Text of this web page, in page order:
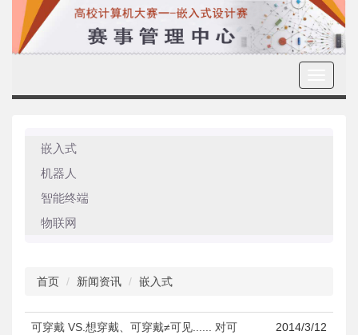
嵌入式
机器人
智能终端
物联网
首页 新闻资讯 嵌入式
可穿戴 VS.想穿戴、可穿戴≠可见...... 对可
2014/3/12